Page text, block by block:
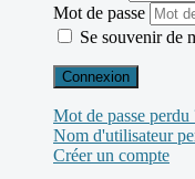
Mot de passe
Se souvenir de
Connexion
Mot de passe perdu
Nom d'utilisateur
Créer un compte